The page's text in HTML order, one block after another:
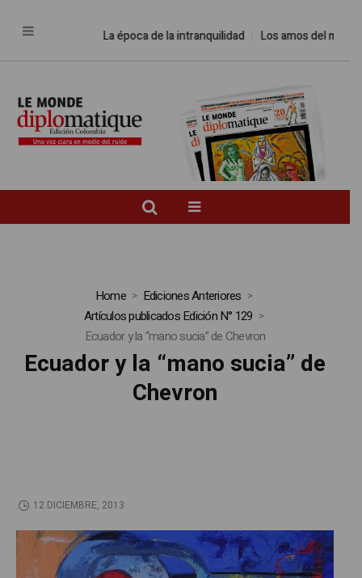
La época de la intranquilidad Los amos del mundo
Home
Ediciones Anteriores
Artículos publicados Edición N° 129
Ecuador y la “mano sucia” de Chevron
Ecuador y la “mano sucia” de
Chevron
12 DICIEMBRE, 2013